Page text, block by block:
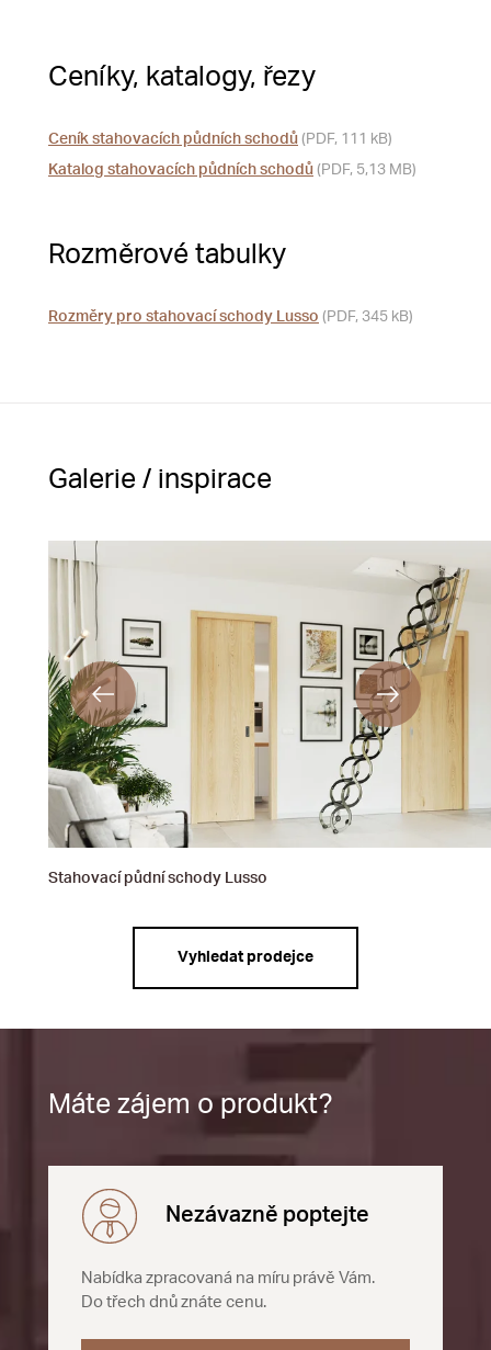
Ceníky, katalogy, řezy
Ceník stahovacích půdních schodů (PDF, 111 kB)
Katalog stahovacích půdních schodů (PDF, 5,13 MB)
Rozměrové tabulky
Rozměry pro stahovací schody Lusso (PDF, 345 kB)
Galerie / inspirace
Stahovací půdní schody Lusso
Vyhledat prodejce
Máte zájem o produkt?
Nezávazně poptejte
Nabídka zpracovaná na míru právě Vám.
Do třech dnů znáte cenu.